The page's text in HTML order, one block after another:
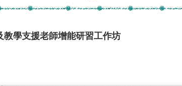
學支援老師增能研習工作坊